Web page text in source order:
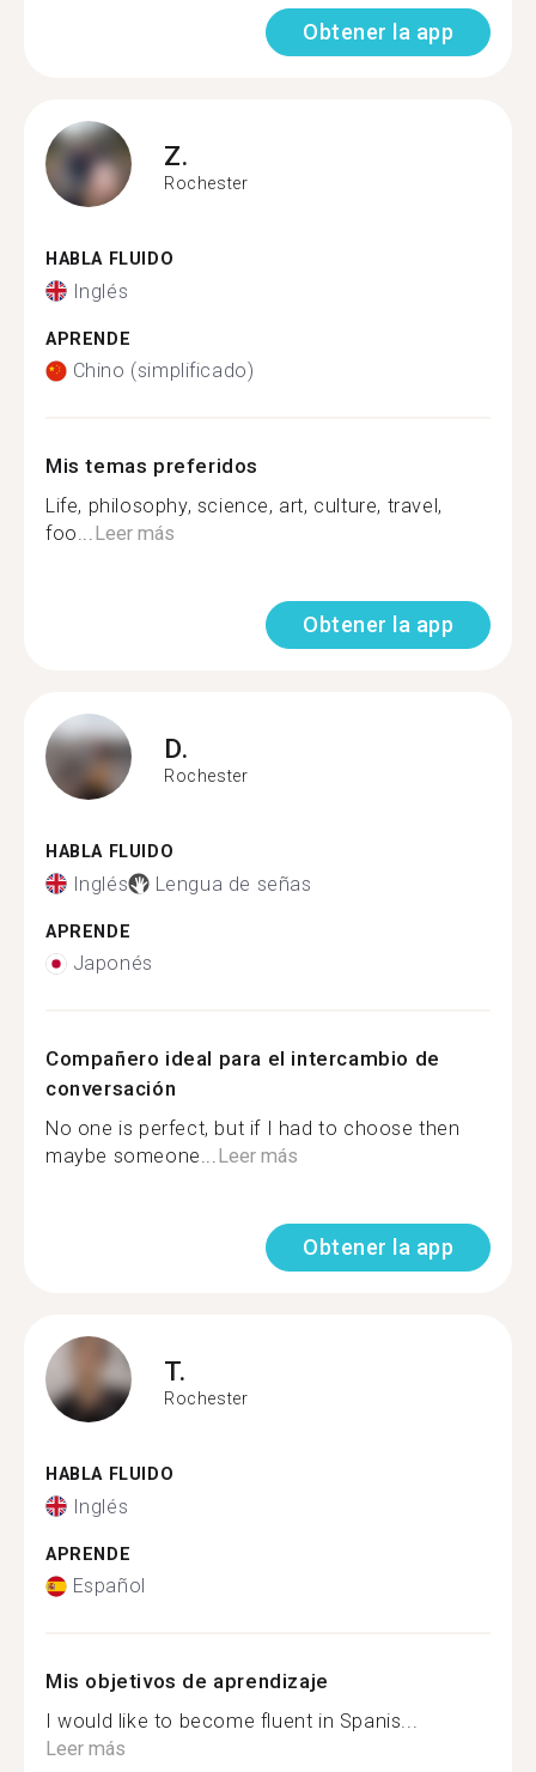
Obtener la app
Z.
Rochester
HABLA FLUIDO
Inglés
APRENDE
Chino (simplificado)
Mis temas preferidos
Life, philosophy, science, art, culture, travel,
foo...Leer más
Obtener la app
D.
Rochester
HABLA FLUIDO
Inglés Lengua de señas
APRENDE
Japonés
Compañero ideal para el intercambio de
conversación
No one is perfect, but if I had to choose then
maybe someone...Leer más
Obtener la app
T.
Rochester
HABLA FLUIDO
Inglés
APRENDE
Español
Mis objetivos de aprendizaje
I would like to become fluent in Spanis...
Leer más